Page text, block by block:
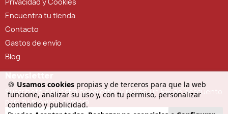
🍪 Usamos cookies propias y de terceros para que la web
funcione, analizar su uso y, con tu permiso, personalizar
contenido y publicidad.
Encuentra tu tienda
Contacto
Gastos de envío
Blog
Suscríbete a nuestra newsletter y recibe un 5% de descuento
para tu próxima compra